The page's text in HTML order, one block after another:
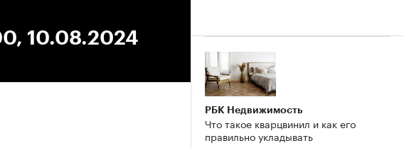
10.08.2024
РБК Недвижимость
Что такое кварцвинил и как его
правильно укладывать